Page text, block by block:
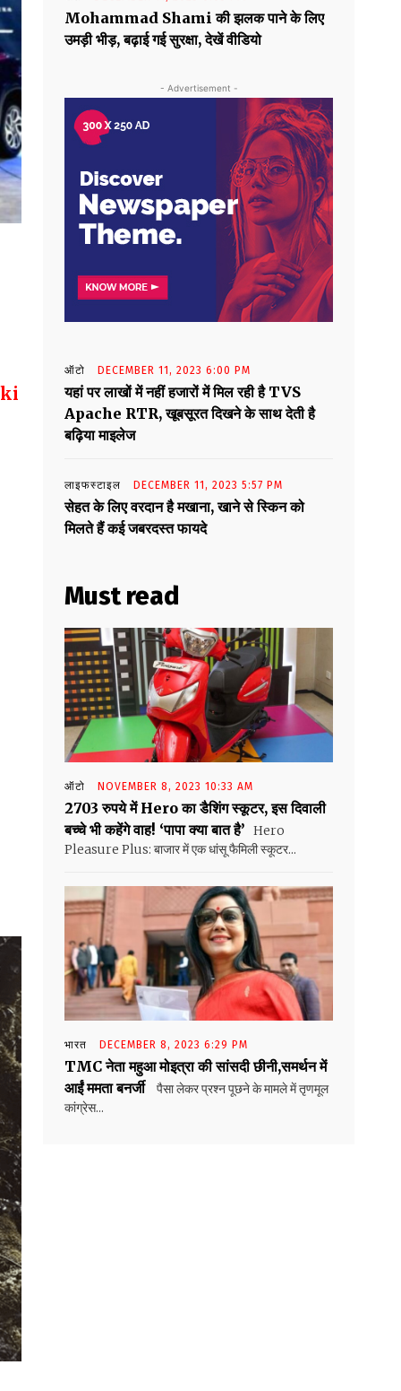
Mohammad Shami की झलक पाने के लिए
उमड़ी भीड़, बढ़ाई गई सुरक्षा, देखें वीडियो
- Advertisement -
ऑटो DECEMBER 11, 2023 6:00 PM
यहां पर लाखों में नहीं हजारों में मिल रही है TVS
Apache RTR, खूबसूरत दिखने के साथ देती है
बढ़िया माइलेज
लाइफस्टाइल DECEMBER 11, 2023 5:57 PM
सेहत के लिए वरदान है मखाना, खाने से स्किन को
मिलते हैं कई जबरदस्त फायदे
Must read
ऑटो NOVEMBER 8, 2023 10:33 AM
2703 रुपये में Hero का डैशिंग स्कूटर, इस दिवाली
बच्चे भी कहेंगे वाह! ‘पापा क्या बात है’ Hero
Pleasure Plus: बाजार में एक धांसू फैमिली स्कूटर...
भारत DECEMBER 8, 2023 6:29 PM
TMC नेता महुआ मोइत्रा की सांसदी छीनी,समर्थन में
आईं ममता बनर्जी
पैसा लेकर प्रश्न पूछने के मामले में तृणमूल
कांग्रेस...